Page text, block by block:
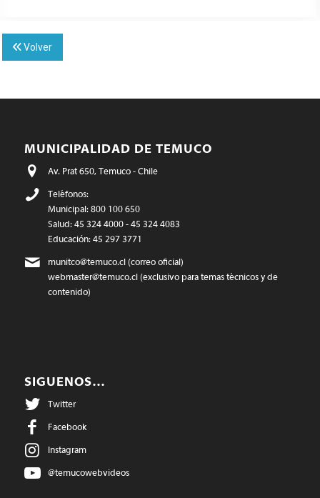
Volver
MUNICIPALIDAD DE TEMUCO
Av. Prat 650, Temuco - Chile
Teléfonos:
Municipal: 800 100 650
Salud: 45 324 4000 - 45 324 4083
Educación: 45 297 3771
munitco@temuco.cl(correo oficial)
webmaster@temuco.cl(exclusivo para temas técnicos y de
contenido)
SIGUENOS…
Twitter
Facebook
Instagram
@temucowebvideos